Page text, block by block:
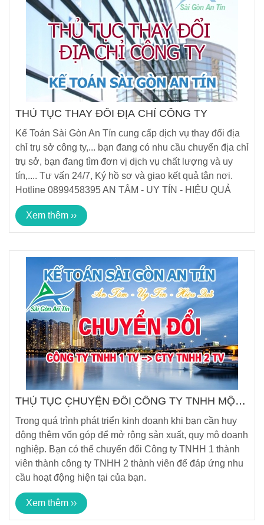
THỦ TỤC THAY ĐỔI ĐỊA CHỈ CÔNG TY
Kế Toán Sài Gòn An Tín cung cấp dịch vụ thay đổi địa
chỉ trụ sở công ty,... bạn đang có nhu cầu chuyển địa chỉ
trụ sở, bạn đang tìm đơn vị dịch vụ chất lượng và uy
tín,.... Tư vấn 24/7, Ký hồ sơ và giao kết quả tận nơi.
Hotline 0899458395 AN TÂM - UY TÍN - HIỆU QUẢ
Xem thêm ››
THỦ TỤC CHUYỂN ĐỔI CÔNG TY TNHH MỘT
THÀNH VIÊN TRỞ LÊN
Trong quá trình phát triển kinh doanh khi bạn cần huy
động thêm vốn góp để mở rộng sản xuất, quy mô doanh
nghiệp. Bạn có thể chuyển đổi Công ty TNHH 1 thành
viên thành công ty TNHH 2 thành viên để đáp ứng nhu
cầu hoạt động hiện tại của bạn.
Xem thêm ››